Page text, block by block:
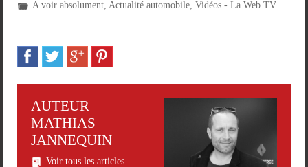
A voir absolument Actualité automobile Vidéos - La Web TV
AUTEUR
MATHIAS
JANNEQUIN
Voir tous les articles